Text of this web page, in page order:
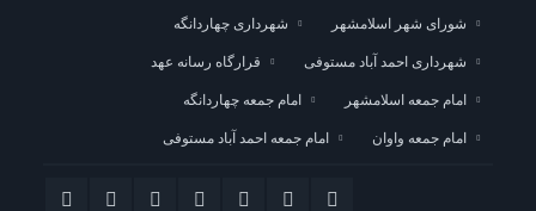
شورای شهر اسلامشهر شهرداری چهاردانگه
شهرداری احمد آباد مستوفی قرارگاه رسانه عهد
امام جمعه اسلامشهر امام جمعه چهاردانگه
امام جمعه واوان امام جمعه احمد آباد مستوفی